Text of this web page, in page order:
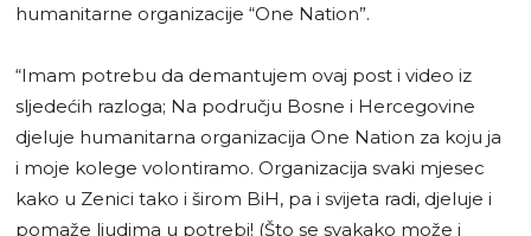
humanitarne organizacije “One Nation”.
“Imam potrebu da demantujem ovaj post i video iz
sljedećih razloga; Na području Bosne i Hercegovine
djeluje humanitarna organizacija One Nation za koju ja
i moje kolege volontiramo. Organizacija svaki mjesec
kako u Zenici tako i širom BiH, pa i svijeta radi, djeluje i
pomaže ljudima u potrebi! (Što se svakako može i